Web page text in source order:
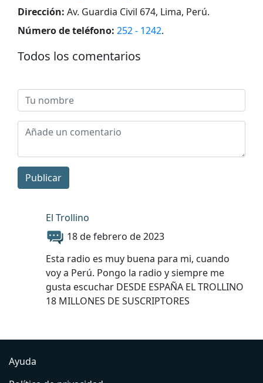
Dirección: Av. Guardia Civil 674, Lima, Perú.
Número de teléfono: 252 - 1242.
Todos los comentarios
Publicar
El Trollino
18 de febrero de 2023
Esta radio es muy buena para mi, cuando
voy a Perú. Pongo la radio y siempre me
gusta escuchar DESDE ESPAÑA EL TROLLINO
18 MILLONES DE SUSCRIPTORES
Ayuda